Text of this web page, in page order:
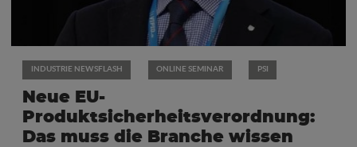
INDUSTRIE NEWSFLASH ONLINE SEMINAR PSI
Neue EU-
Produktsicherheitsverordnung:
Das muss die Branche wissen